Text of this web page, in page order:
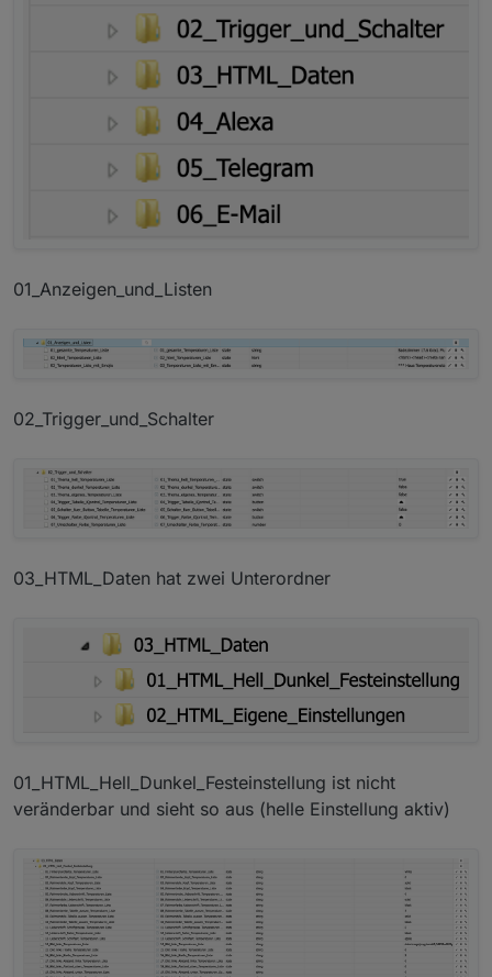
01_Anzeigen_und_Listen
02_Trigger_und_Schalter
03_HTML_Daten hat zwei Unterordner
01_HTML_Hell_Dunkel_Festeinstellung ist nicht
veränderbar und sieht so aus (helle Einstellung aktiv)